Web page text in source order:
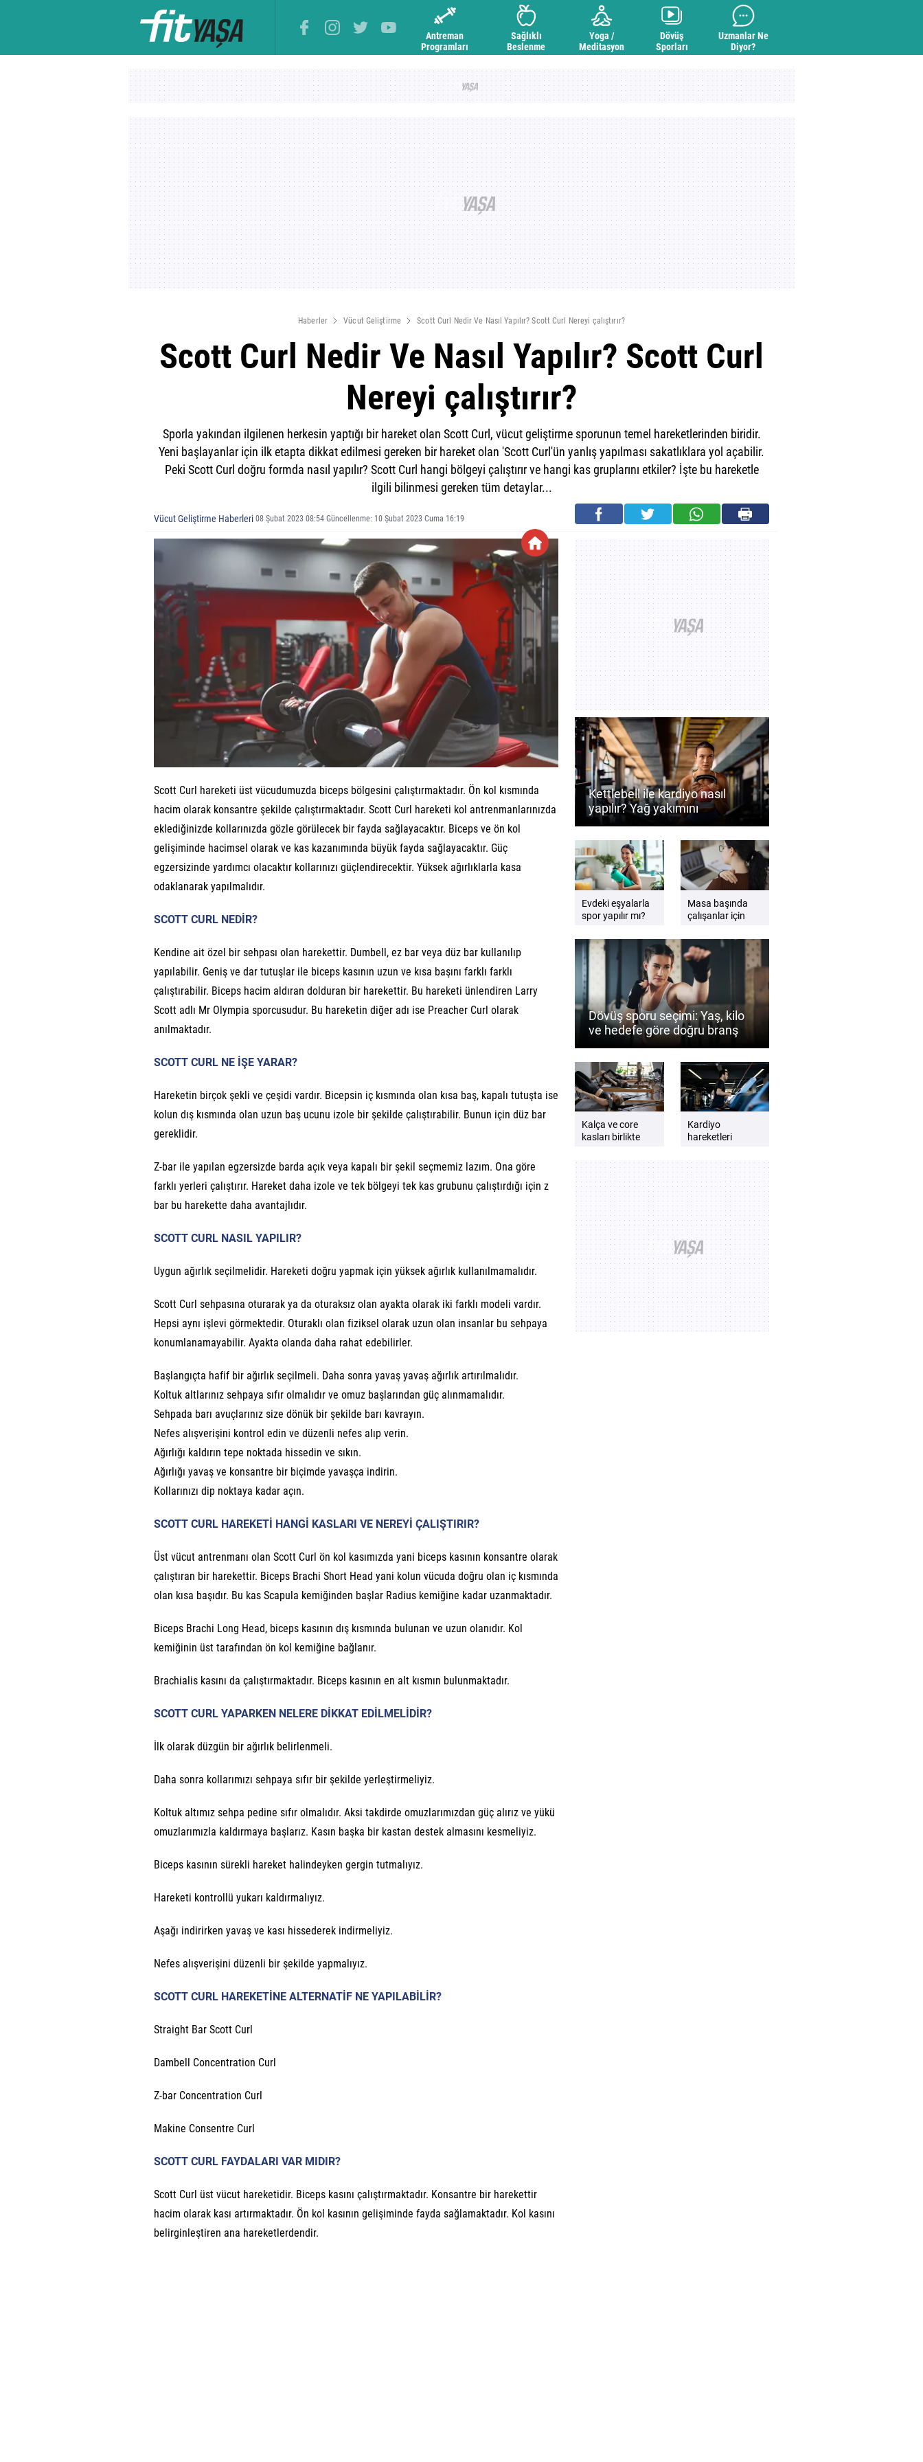
Antreman
Programları
Sağlıklı
Beslenme
Yoga /
Meditasyon
Dövüş
Sporları
Uzmanlar Ne
Diyor?
Haberler Vücut Geliştirme Scott Curl Nedir Ve Nasıl Yapılır? Scott Curl Nereyi çalıştırır?
Scott Curl Nedir Ve Nasıl Yapılır? Scott Curl
Nereyi çalıştırır?
Sporla yakından ilgilenen herkesin yaptığı bir hareket olan Scott Curl, vücut geliştirme sporunun temel hareketlerinden biridir.
Yeni başlayanlar için ilk etapta dikkat edilmesi gereken bir hareket olan 'Scott Curl'ün yanlış yapılması sakatlıklara yol açabilir.
Peki Scott Curl doğru formda nasıl yapılır? Scott Curl hangi bölgeyi çalıştırır ve hangi kas gruplarını etkiler? İşte bu hareketle
ilgili bilinmesi gereken tüm detaylar...
Vücut Geliştirme Haberleri 08 Şubat 2023 08:54 Güncellenme: 10 Şubat 2023 Cuma 16:19
Scott Curl hareketi üst vücudumuzda biceps bölgesini çalıştırmaktadır. Ön kol kısmında
hacim olarak konsantre şekilde çalıştırmaktadır. Scott Curl hareketi kol antrenmanlarınızda
eklediğinizde kollarınızda gözle görülecek bir fayda sağlayacaktır. Biceps ve ön kol
gelişiminde hacimsel olarak ve kas kazanımında büyük fayda sağlayacaktır. Güç
egzersizinde yardımcı olacaktır kollarınızı güçlendirecektir. Yüksek ağırlıklarla kasa
odaklanarak yapılmalıdır.
SCOTT CURL NEDİR?
Kendine ait özel bir sehpası olan harekettir. Dumbell, ez bar veya düz bar kullanılıp
yapılabilir. Geniş ve dar tutuşlar ile biceps kasının uzun ve kısa başını farklı farklı
çalıştırabilir. Biceps hacim aldıran dolduran bir harekettir. Bu hareketi ünlendiren Larry
Scott adlı Mr Olympia sporcusudur. Bu hareketin diğer adı ise Preacher Curl olarak
anılmaktadır.
SCOTT CURL NE İŞE YARAR?
Hareketin birçok şekli ve çeşidi vardır. Bicepsin iç kısmında olan kısa baş, kapalı tutuşta ise
kolun dış kısmında olan uzun baş ucunu izole bir şekilde çalıştırabilir. Bunun için düz bar
gereklidir.
Z-bar ile yapılan egzersizde barda açık veya kapalı bir şekil seçmemiz lazım. Ona göre
farklı yerleri çalıştırır. Hareket daha izole ve tek bölgeyi tek kas grubunu çalıştırdığı için z
bar bu harekette daha avantajlıdır.
SCOTT CURL NASIL YAPILIR?
Uygun ağırlık seçilmelidir. Hareketi doğru yapmak için yüksek ağırlık kullanılmamalıdır.
Scott Curl sehpasına oturarak ya da oturaksız olan ayakta olarak iki farklı modeli vardır.
Hepsi aynı işlevi görmektedir. Oturaklı olan fiziksel olarak uzun olan insanlar bu sehpaya
konumlanamayabilir. Ayakta olanda daha rahat edebilirler.
Başlangıçta hafif bir ağırlık seçilmeli. Daha sonra yavaş yavaş ağırlık artırılmalıdır.
Koltuk altlarınız sehpaya sıfır olmalıdır ve omuz başlarından güç alınmamalıdır.
Sehpada barı avuçlarınız size dönük bir şekilde barı kavrayın.
Nefes alışverişini kontrol edin ve düzenli nefes alıp verin.
Ağırlığı kaldırın tepe noktada hissedin ve sıkın.
Ağırlığı yavaş ve konsantre bir biçimde yavaşça indirin.
Kollarınızı dip noktaya kadar açın.
SCOTT CURL HAREKETİ HANGİ KASLARI VE NEREYİ ÇALIŞTIRIR?
Üst vücut antrenmanı olan Scott Curl ön kol kasımızda yani biceps kasının konsantre olarak
çalıştıran bir harekettir. Biceps Brachi Short Head yani kolun vücuda doğru olan iç kısmında
olan kısa başıdır. Bu kas Scapula kemiğinden başlar Radius kemiğine kadar uzanmaktadır.
Biceps Brachi Long Head, biceps kasının dış kısmında bulunan ve uzun olanıdır. Kol
kemiğinin üst tarafından ön kol kemiğine bağlanır.
Brachialis kasını da çalıştırmaktadır. Biceps kasının en alt kısmın bulunmaktadır.
SCOTT CURL YAPARKEN NELERE DİKKAT EDİLMELİDİR?
İlk olarak düzgün bir ağırlık belirlenmeli.
Daha sonra kollarımızı sehpaya sıfır bir şekilde yerleştirmeliyiz.
Koltuk altımız sehpa pedine sıfır olmalıdır. Aksi takdirde omuzlarımızdan güç alırız ve yükü
omuzlarımızla kaldırmaya başlarız. Kasın başka bir kastan destek almasını kesmeliyiz.
Biceps kasının sürekli hareket halindeyken gergin tutmalıyız.
Hareketi kontrollü yukarı kaldırmalıyız.
Aşağı indirirken yavaş ve kası hissederek indirmeliyiz.
Nefes alışverişini düzenli bir şekilde yapmalıyız.
SCOTT CURL HAREKETİNE ALTERNATİF NE YAPILABİLİR?
Straight Bar Scott Curl
Dambell Concentration Curl
Z-bar Concentration Curl
Makine Consentre Curl
SCOTT CURL FAYDALARI VAR MIDIR?
Scott Curl üst vücut hareketidir. Biceps kasını çalıştırmaktadır. Konsantre bir harekettir
hacim olarak kası artırmaktadır. Ön kol kasının gelişiminde fayda sağlamaktadır. Kol kasını
belirginleştiren ana hareketlerdendir.
Kettlebell ile kardiyo nasıl
yapılır? Yağ yakımını
destekleyen antrenman
rehberi
Evdeki eşyalarla
spor yapılır mı?
rehberi
Masa başında
çalışanlar için
esnemeleri
Dövüş sporu seçimi: Yaş, kilo
ve hedefe göre doğru branş
nasıl belirlenir?
Kalça ve core
kasları birlikte
çalıştırılmalıdır?
Güçlü ve dengeli
bir vücut için
öneriler
Kardiyo
hareketleri
seviyesini artırır
mı? Daha zinde
hissetmek için
kardiyo önerileri